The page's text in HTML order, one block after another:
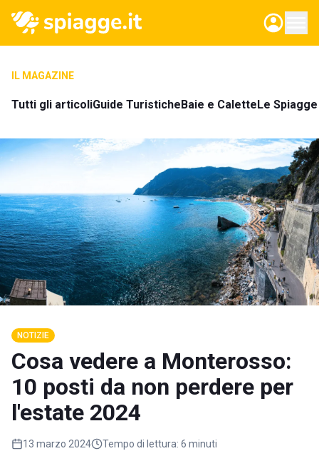
IL MAGAZINE
Tutti gli articoliGuide TuristicheBaie e CaletteLe
NOTIZIE
Cosa vedere a Monterosso:
10 posti da non perdere per
l'estate 2024
13 marzo 2024 Tempo di lettura: 6 minuti